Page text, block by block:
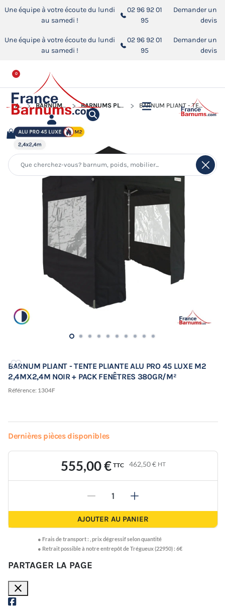
Une équipe à votre écoute du lundi
au samedi !
02 96 92 01
95
Demander un
devis
Une équipe à votre écoute du lundi
au samedi !
02 96 92 01
95
Demander un
devis
0
ACCUEIL BARNUMS PLIANTS ALUMINIUM PRO 45 LUXE M2 BARNUMS PLIANTS ALUMINIUM PRO 45 LUXE M2 AVEC FENÊTRES BARNUM PLIANT - TENTE PLIANTE ALU PRO 45 LUXE M2 2,4MX2,4M NOIR + PACK FENÊTRES 380GR/M²
BARNUM PLIANT - TENTE PLIANTE ALU PRO 45 LUXE M2
2,4MX2,4M NOIR + PACK FENÊTRES 380GR/M²
Référence: 1304F
Dernières pièces disponibles
555,00 € TTC 462,50 € HT
- +
AJOUTER AU PANIER
● Frais de transport : prix dégressif selon quantité
● Retrait possible à notre entrepôt de Trégueux (22950) : 6€
PARTAGER LA PAGE
close